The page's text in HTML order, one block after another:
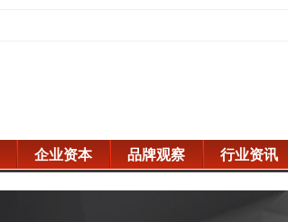
企业资本 品牌观察 行业资讯